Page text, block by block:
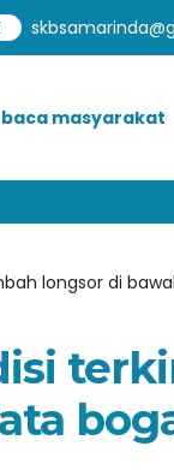
masyarakat
longsor di